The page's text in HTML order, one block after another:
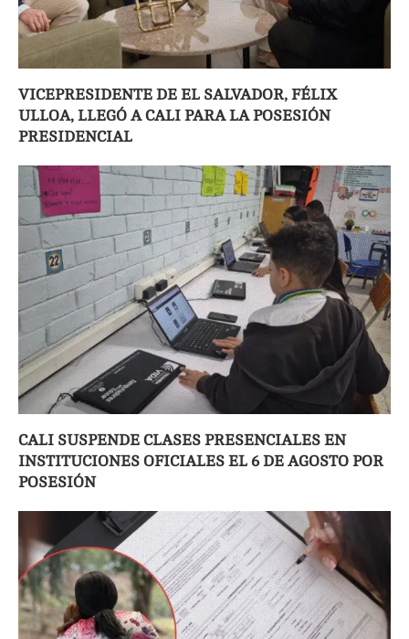
VICEPRESIDENTE DE EL SALVADOR, FÉLIX
ULLOA, LLEGÓ A CALI PARA LA POSESIÓN
PRESIDENCIAL
CALI SUSPENDE CLASES PRESENCIALES EN
INSTITUCIONES OFICIALES EL 6 DE AGOSTO POR
POSESIÓN